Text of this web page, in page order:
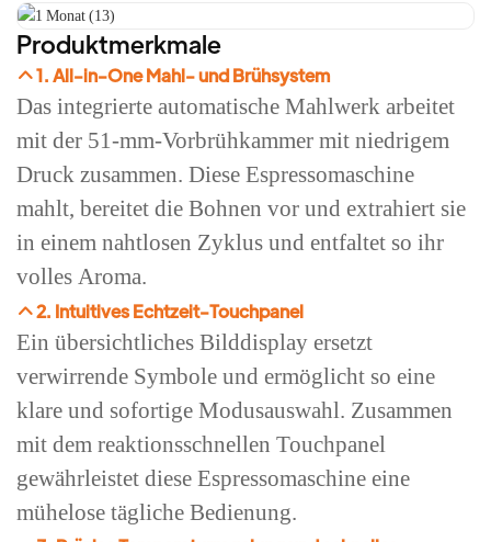
Produktmerkmale
1. All-in-One Mahl- und Brühsystem
Das integrierte automatische Mahlwerk arbeitet
mit der 51-mm-Vorbrühkammer mit niedrigem
Druck zusammen. Diese Espressomaschine
mahlt, bereitet die Bohnen vor und extrahiert sie
in einem nahtlosen Zyklus und entfaltet so ihr
volles Aroma.
2. Intuitives Echtzeit-Touchpanel
Ein übersichtliches Bilddisplay ersetzt
verwirrende Symbole und ermöglicht so eine
klare und sofortige Modusauswahl. Zusammen
mit dem reaktionsschnellen Touchpanel
gewährleistet diese Espressomaschine eine
mühelose tägliche Bedienung.